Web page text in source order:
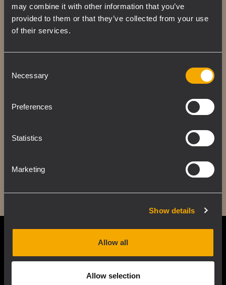
may combine it with other information that you’ve
provided to them or that they’ve collected from your use
of their services.
Selection
Necessary
Preferences
Statistics
Marketing
Show details
Allow all
Allow selection
Elegante design multi-formato e tutta la
qualità sonora firmata RCF per offrire
Migliora l'atmosfera